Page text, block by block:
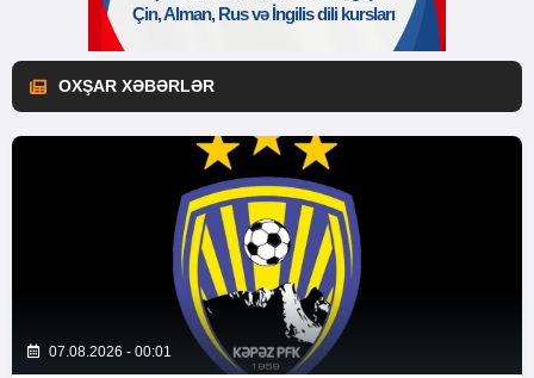
OXŞAR XƏBƏRLƏR
07.08.2026 - 00:01